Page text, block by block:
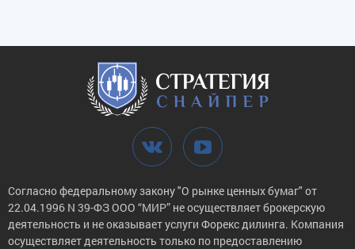
Согласно федеральному закону "О рынке ценных бумаг" от
22.04.1996 N 39-ФЗ ООО “МИР” не осуществляет брокерскую
деятельность и не оказывает услуги Форекс дилинга. Компания
осуществляет деятельность только по предоставлению